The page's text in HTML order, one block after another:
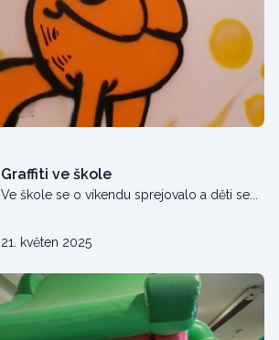
Graffiti ve škole
Ve škole se o víkendu sprejovalo a děti se...
21. květen 2025